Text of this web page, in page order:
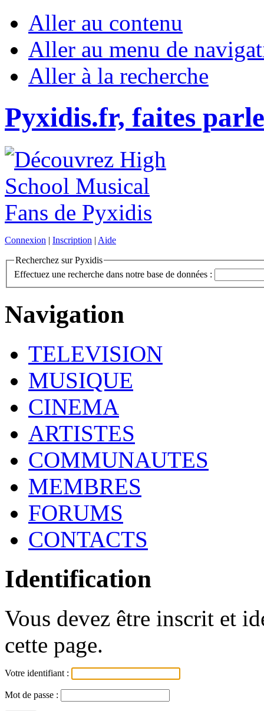
Aller au contenu
Aller au menu de
Aller à la recherche
Pyxidis.fr, faites
Connexion | Inscription | Aide
Recherchez sur Pyxidis
Effectuez une recherche dans notre base de données :
Navigation
TELEVISION
MUSIQUE
CINEMA
ARTISTES
COMMUNAUTES
MEMBRES
FORUMS
CONTACTS
Identification
Vous devez être inscrit et
cette page.
Votre identifiant :
Mot de passe :